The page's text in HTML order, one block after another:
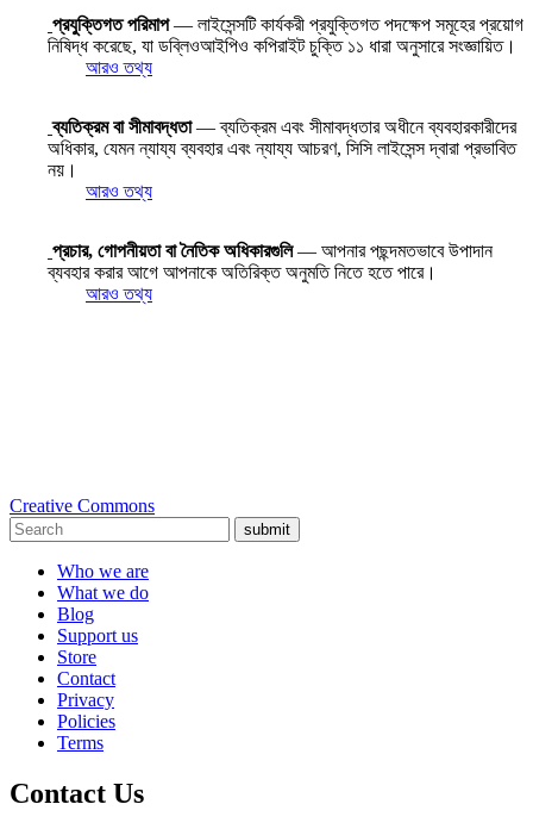
প্রযুক্তিগত পরিমাপ— লাইসেন্সটি কার্যকরী প্রযুক্তিগত পদক্ষেপ সমূহের প্রয়োগ
নিষিদ্ধ করেছে, যা ডব্লিওআইপিও কপিরাইট চুক্তি ১১ ধারা অনুসারে সংজ্ঞায়িত।
আরও তথ্য
ব্যতিক্রম বা সীমাবদ্ধতা— ব্যতিক্রম এবং সীমাবদ্ধতার অধীনে ব্যবহারকারীদের
অধিকার, যেমন ন্যায্য ব্যবহার এবং ন্যায্য আচরণ, সিসি লাইসেন্স দ্বারা প্রভাবিত
নয়।
আরও তথ্য
প্রচার, গোপনীয়তা বা নৈতিক অধিকারগুলি— আপনার পছন্দমতভাবে উপাদান
ব্যবহার করার আগে আপনাকে অতিরিক্ত অনুমতি নিতে হতে পারে।
আরও তথ্য
Creative Commons
submit
Who we are
What we do
Blog
Support us
Store
Contact
Privacy
Policies
Terms
Contact Us